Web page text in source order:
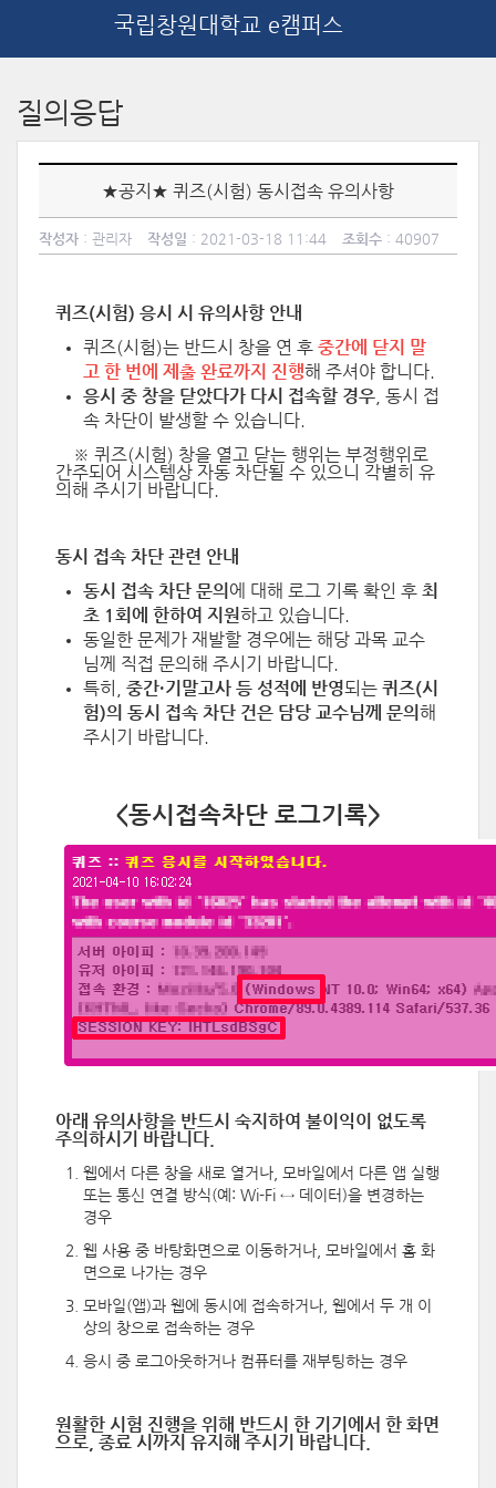
국립창원대학교 e캠퍼스
질의응답
★공지★ 퀴즈(시험) 동시접속 유의사항
작성자 : 관리자 작성일 : 2021-03-18 11:44 조회수 : 40907
퀴즈(시험) 응시 시 유의사항 안내
퀴즈(시험)는 반드시 창을 연 후 중간에 닫지 말
고 한 번에 제출 완료까지 진행해 주셔야 합니다.
응시 중 창을 닫았다가 다시 접속할 경우 동시 접
속 차단이 발생할 수 있습니다.
※ 퀴즈(시험) 창을 열고 닫는 행위는 부정행위로
간주되어 시스템상 자동 차단될 수 있으니 각별히 유
의해 주시기 바랍니다.
동시 접속 차단 관련 안내
동시 접속 차단 문의 에 대해 로그 기록 확인 후 최
초 1회에 한하여 지원하고 있습니다.
동일한 문제가 재발할 경우에는 해당 과목 교수
님께 직접 문의해 주시기 바랍니다.
특히, 중간·기말고사 등 성적에 반영되는 퀴즈(시
험)의 동시 접속 차단 건은 담당 교수님께 문의 해
주시기 바랍니다.
<동시접속차단 로그기록>
아래 유의사항을 반드시 숙지하여 불이익이 없도록
주의 하시기 바랍니다.
웹에서 다른 창을 새로 열거나, 모바일에서 다른 앱 실행
또는 통신 연결 방식(예: Wi-Fi ↔ 데이터)을 변경하는
경우
웹 사용 중 바탕화면으로 이동하거나, 모바일에서 홈 화
면으로 나가는 경우
모바일(앱)과 웹에 동시에 접속하거나, 웹에서 두 개 이
상의 창으로 접속하는 경우
응시 중 로그아웃하거나 컴퓨터를 재부팅하는 경우
원활한 시험 진행을 위해 반드시 한 기기에서 한 화면
으로, 종료 시까지 유지해 주시기 바랍니다.